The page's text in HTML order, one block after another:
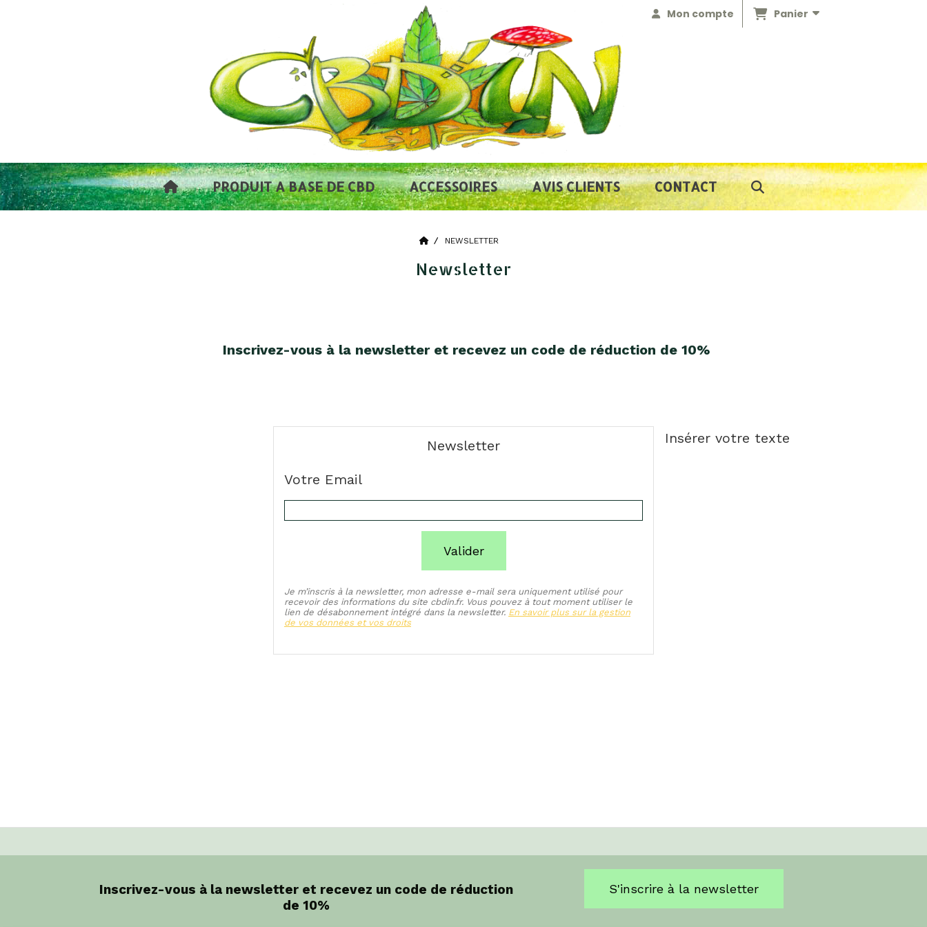
Mon compte Panier
PRODUIT A BASE DE CBD ACCESSOIRES AVIS CLIENTS CONTACT
NEWSLETTER
Newsletter
Inscrivez-vous à la newsletter et recevez un code de réduction de 10%
Newsletter
Votre Email
Valider
Je m’inscris à la newsletter, mon adresse e-mail sera uniquement utilisé pour
recevoir des informations du site cbdin.fr. Vous pouvez à tout moment utiliser le
lien de désabonnement intégré dans la newsletter. En savoir plus sur la gestion
de vos données et vos droits
Insérer votre texte
Inscrivez-vous à la newsletter et recevez un code de réduction
de 10%
S'inscrire à la newsletter